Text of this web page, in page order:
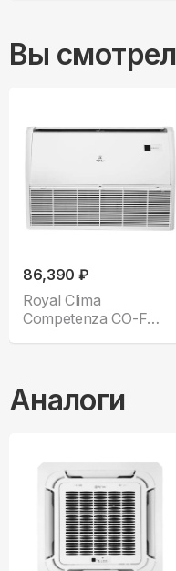
Вы
86,390 ₽
Royal Clima
Competenza CO-F
Аналоги